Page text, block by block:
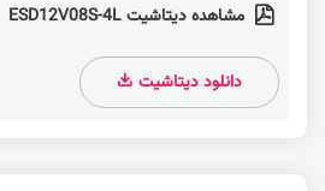
مشاهده دیتاشیت ESD12V08S-4L
دانلود دیتاشیت